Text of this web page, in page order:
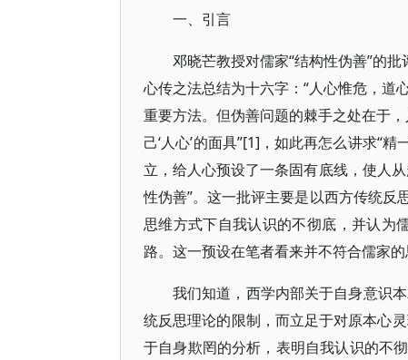
一、引言
邓晓芒教授对儒家“结构性伪善”的
心传之法总结为十六字：“人心惟危，道
重要方法。但伪善问题的棘手之处在于，
己‘人心’的面具”[1]，如此再怎么讲求“
立，给人心预设了一条固有底线，使人
性伪善”。这一批评主要是以西方传统
思维方式下自我认识的不彻底，并认为
路。这一预设在笔者看来并不符合儒家的
我们知道，西学内部关于自身意识
统反思理论的限制，而立足于对原本心
于自身欺罔的分析，表明自我认识的不